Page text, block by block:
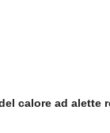
calore ad